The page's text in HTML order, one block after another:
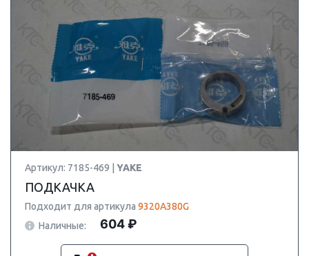
Артикул: 7185-469 | YAKE
ПОДКАЧКА
Подходит для артикула 9320A380G
Наличные:
604 ₽